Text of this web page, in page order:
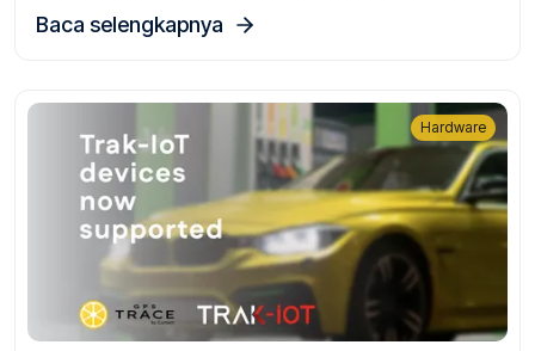
dan perangkat BLE, serta skenario pelacakan
aset yang praktis.
Baca selengkapnya
Hardware